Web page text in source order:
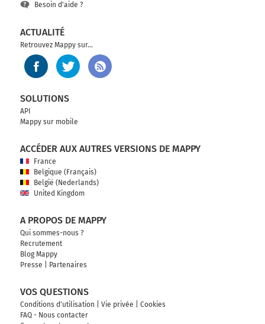
Besoin d'aide ?
ACTUALITÉ
Retrouvez Mappy sur...
SOLUTIONS
API
Mappy sur mobile
ACCÉDER AUX AUTRES VERSIONS DE MAPPY
France
Belgique (Français)
België (Nederlands)
United Kingdom
A PROPOS DE MAPPY
Qui sommes-nous ?
Recrutement
Blog Mappy
Presse
Partenaires
VOS QUESTIONS
Conditions d'utilisation Vie privée
Cookies
FAQ - Nous contacter